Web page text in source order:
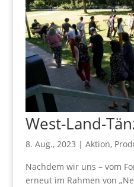
West-Land-
8. Aug., 2023 | Aktion,
Nachdem wir uns – vom
erneut im Rahmen von